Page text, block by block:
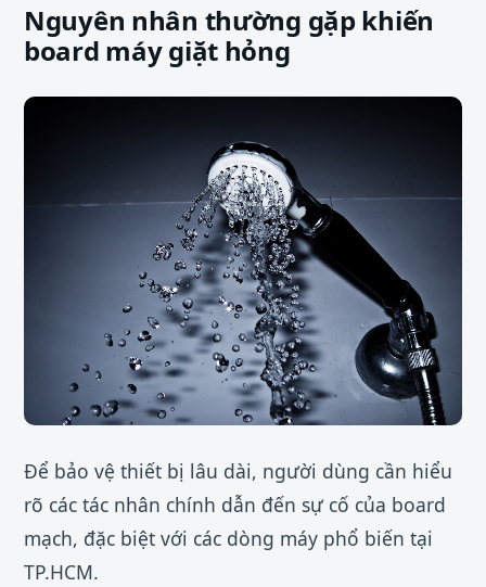
Nguyên nhân thường gặp khiến
board máy giặt hỏng
Để bảo vệ thiết bị lâu dài, người dùng cần hiểu
rõ các tác nhân chính dẫn đến sự cố của board
mạch, đặc biệt với các dòng máy phổ biến tại
TP.HCM.